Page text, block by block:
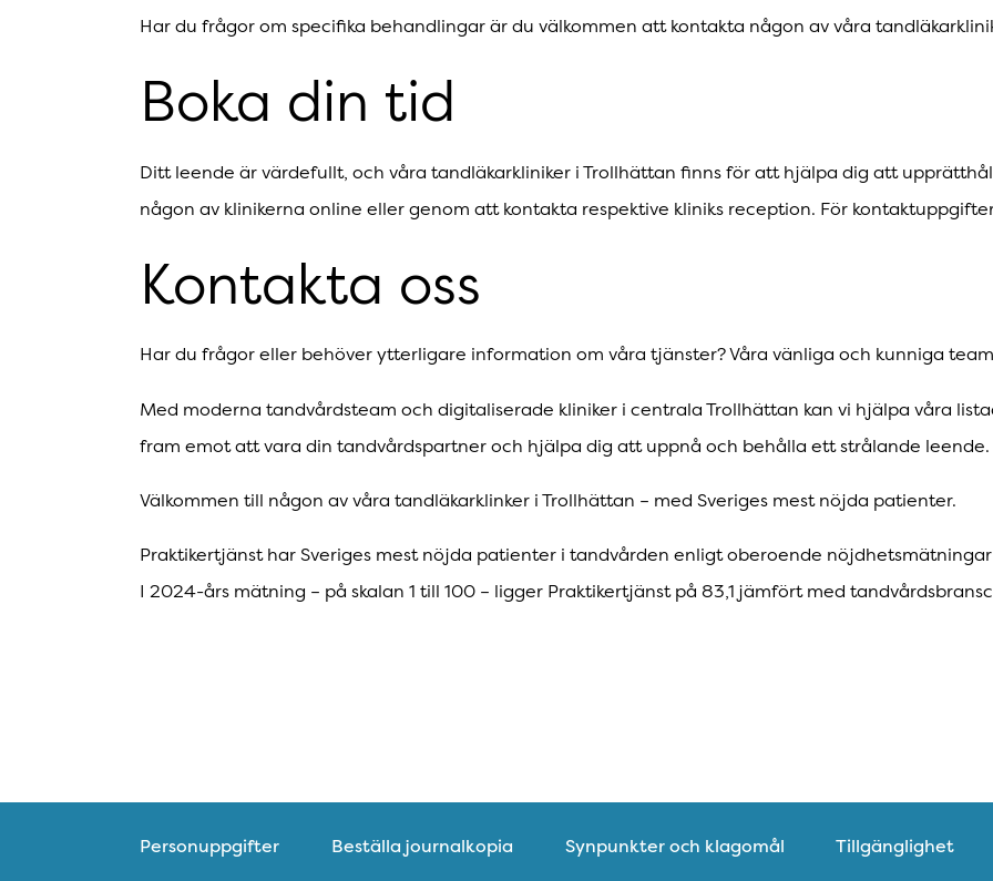
Har du frågor om specifika behandlingar är du välkommen att kontakta någon av våra
Boka din tid
Ditt leende är värdefullt, och våra tandläkarkliniker i Trollhättan finns för att hjälpa dig att
någon av klinikerna online eller genom att kontakta respektive kliniks reception. För
Kontakta oss
Har du frågor eller behöver ytterligare information om våra tjänster? Våra vänliga och kunniga
Med moderna tandvårdsteam och digitaliserade kliniker i centrala Trollhättan kan vi hjälpa våra
fram emot att vara din tandvårdspartner och hjälpa dig att uppnå och behålla ett strålande leende.
Välkommen till någon av våra tandläkarklinker i Trollhättan – med Sveriges mest nöjda patienter.
Praktikertjänst har Sveriges mest nöjda patienter i tandvården enligt oberoende
I 2024-års mätning – på skalan 1 till 100 – ligger Praktikertjänst på 83,1 jämfört med
Personuppgifter Beställa journalkopia Synpunkter och klagomål Tillgänglighet